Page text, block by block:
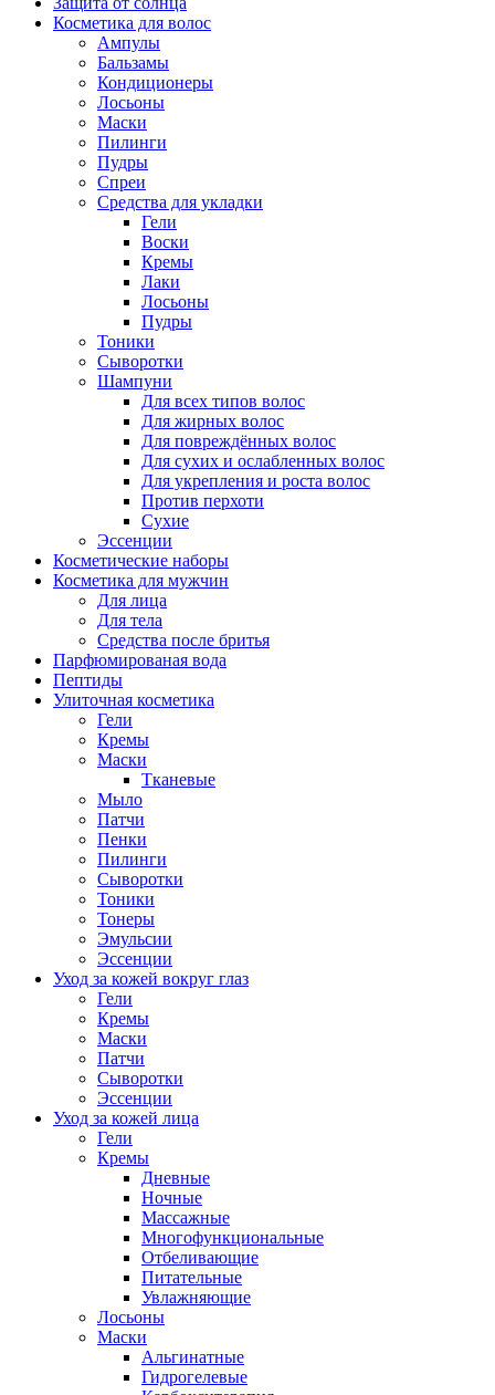
Косметика для волос
Ампулы
Бальзамы
Кондиционеры
Лосьоны
Маски
Пилинги
Пудры
Спреи
Средства для укладки
Гели
Воски
Кремы
Лаки
Лосьоны
Пудры
Тоники
Сыворотки
Шампуни
Для всех типов волос
Для жирных волос
Для повреждённых волос
Для сухих и ослабленных волос
Для укрепления и роста волос
Против перхоти
Сухие
Эссенции
Косметические наборы
Косметика для мужчин
Для лица
Для тела
Средства после бритья
Парфюмированая вода
Пептиды
Улиточная косметика
Гели
Кремы
Маски
Тканевые
Мыло
Патчи
Пенки
Пилинги
Сыворотки
Тоники
Тонеры
Эмульсии
Эссенции
Уход за кожей вокруг глаз
Гели
Кремы
Маски
Патчи
Сыворотки
Эссенции
Уход за кожей лица
Гели
Кремы
Дневные
Ночные
Массажные
Многофункциональные
Отбеливающие
Питательные
Увлажняющие
Лосьоны
Маски
Альгинатные
Гидрогелевые